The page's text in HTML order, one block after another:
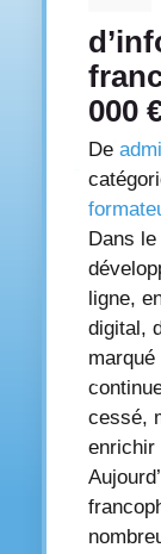
000
De
Dans
ligne,
digital,
cessé,
enrichir